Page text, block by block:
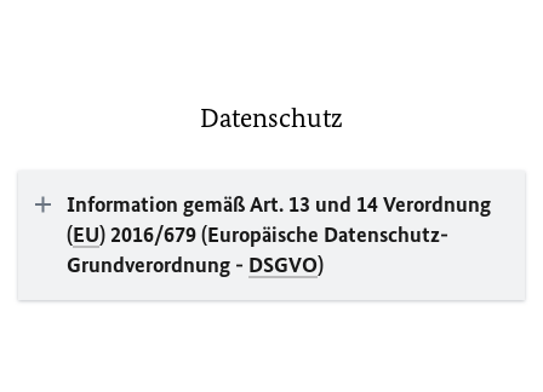
Datenschutz
Information gemäß Art. 13 und 14 Verordnung
(EU) 2016/679 (Europäische Datenschutz-
Grundverordnung - DSGVO)